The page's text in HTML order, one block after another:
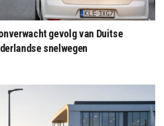
gevolg van Duitse
snelwegen